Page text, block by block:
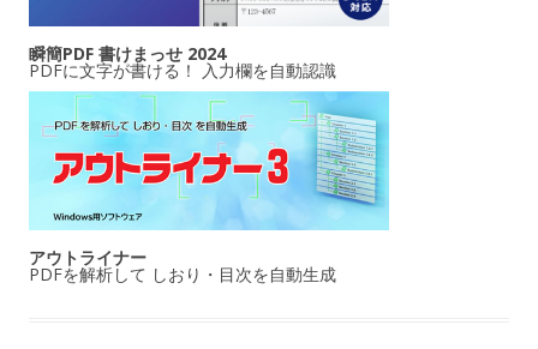
瞬簡PDF 書けまっせ 2024
PDFに文字が書ける！ 入力欄を自動認識
アウトライナー
PDFを解析して しおり・目次を自動生成